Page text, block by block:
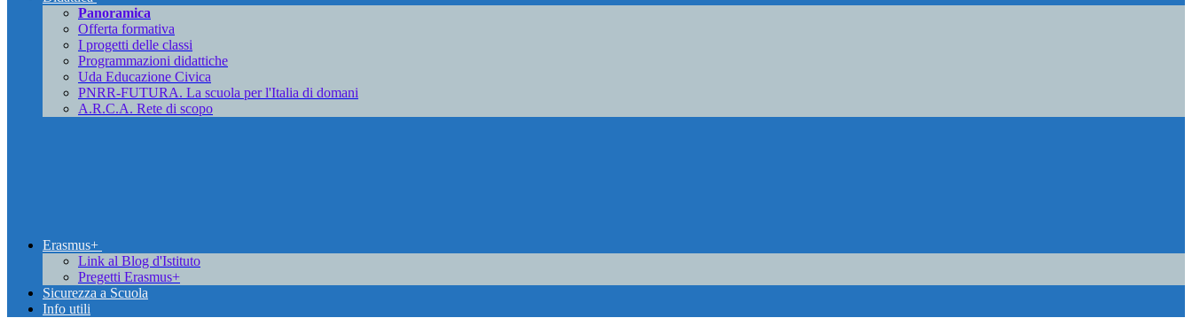
Panoramica
Offerta formativa
I progetti delle classi
Programmazioni didattiche
Uda Educazione Civica
PNRR-FUTURA. La scuola per l'Italia di domani
A.R.C.A. Rete di scopo
Erasmus+
Link al Blog d'Istituto
Pregetti Erasmus+
Sicurezza a Scuola
Info utili